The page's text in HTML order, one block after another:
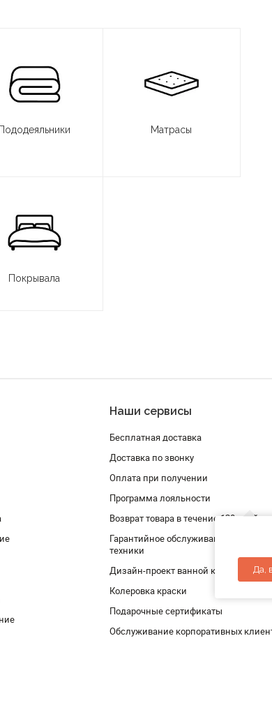
Пододеяльники Матрасы
Покрывала
Наши сервисы
Бесплатная доставка
Доставка по звонку
Оплата при получении
Программа лояльности
Возврат товара в течение 120 дней
Гарантийное обслуживание и проверка
техники
Дизайн-проект ванной комнаты
Колеровка краски
Подарочные сертификаты
Обслуживание корпоративных
Да,